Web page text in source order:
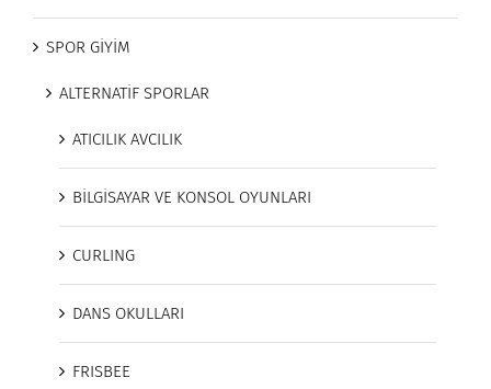
SPOR GİYİM
ALTERNATİF SPORLAR
ATICILIK AVCILIK
BİLGİSAYAR VE KONSOL OYUNLARI
CURLING
DANS OKULLARI
FRISBEE